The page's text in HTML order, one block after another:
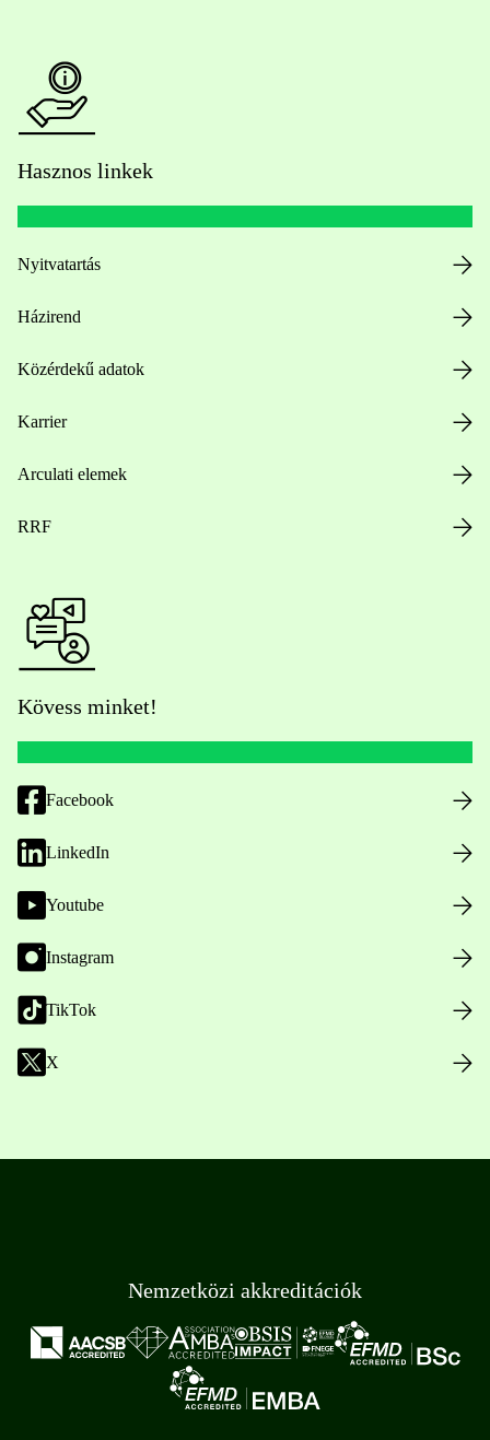
Hasznos linkek
Nyitvatartás
Házirend
Közérdekű adatok
Karrier
Arculati elemek
RRF
Kövess minket!
Facebook
LinkedIn
Youtube
Instagram
TikTok
X
Nemzetközi akkreditációk